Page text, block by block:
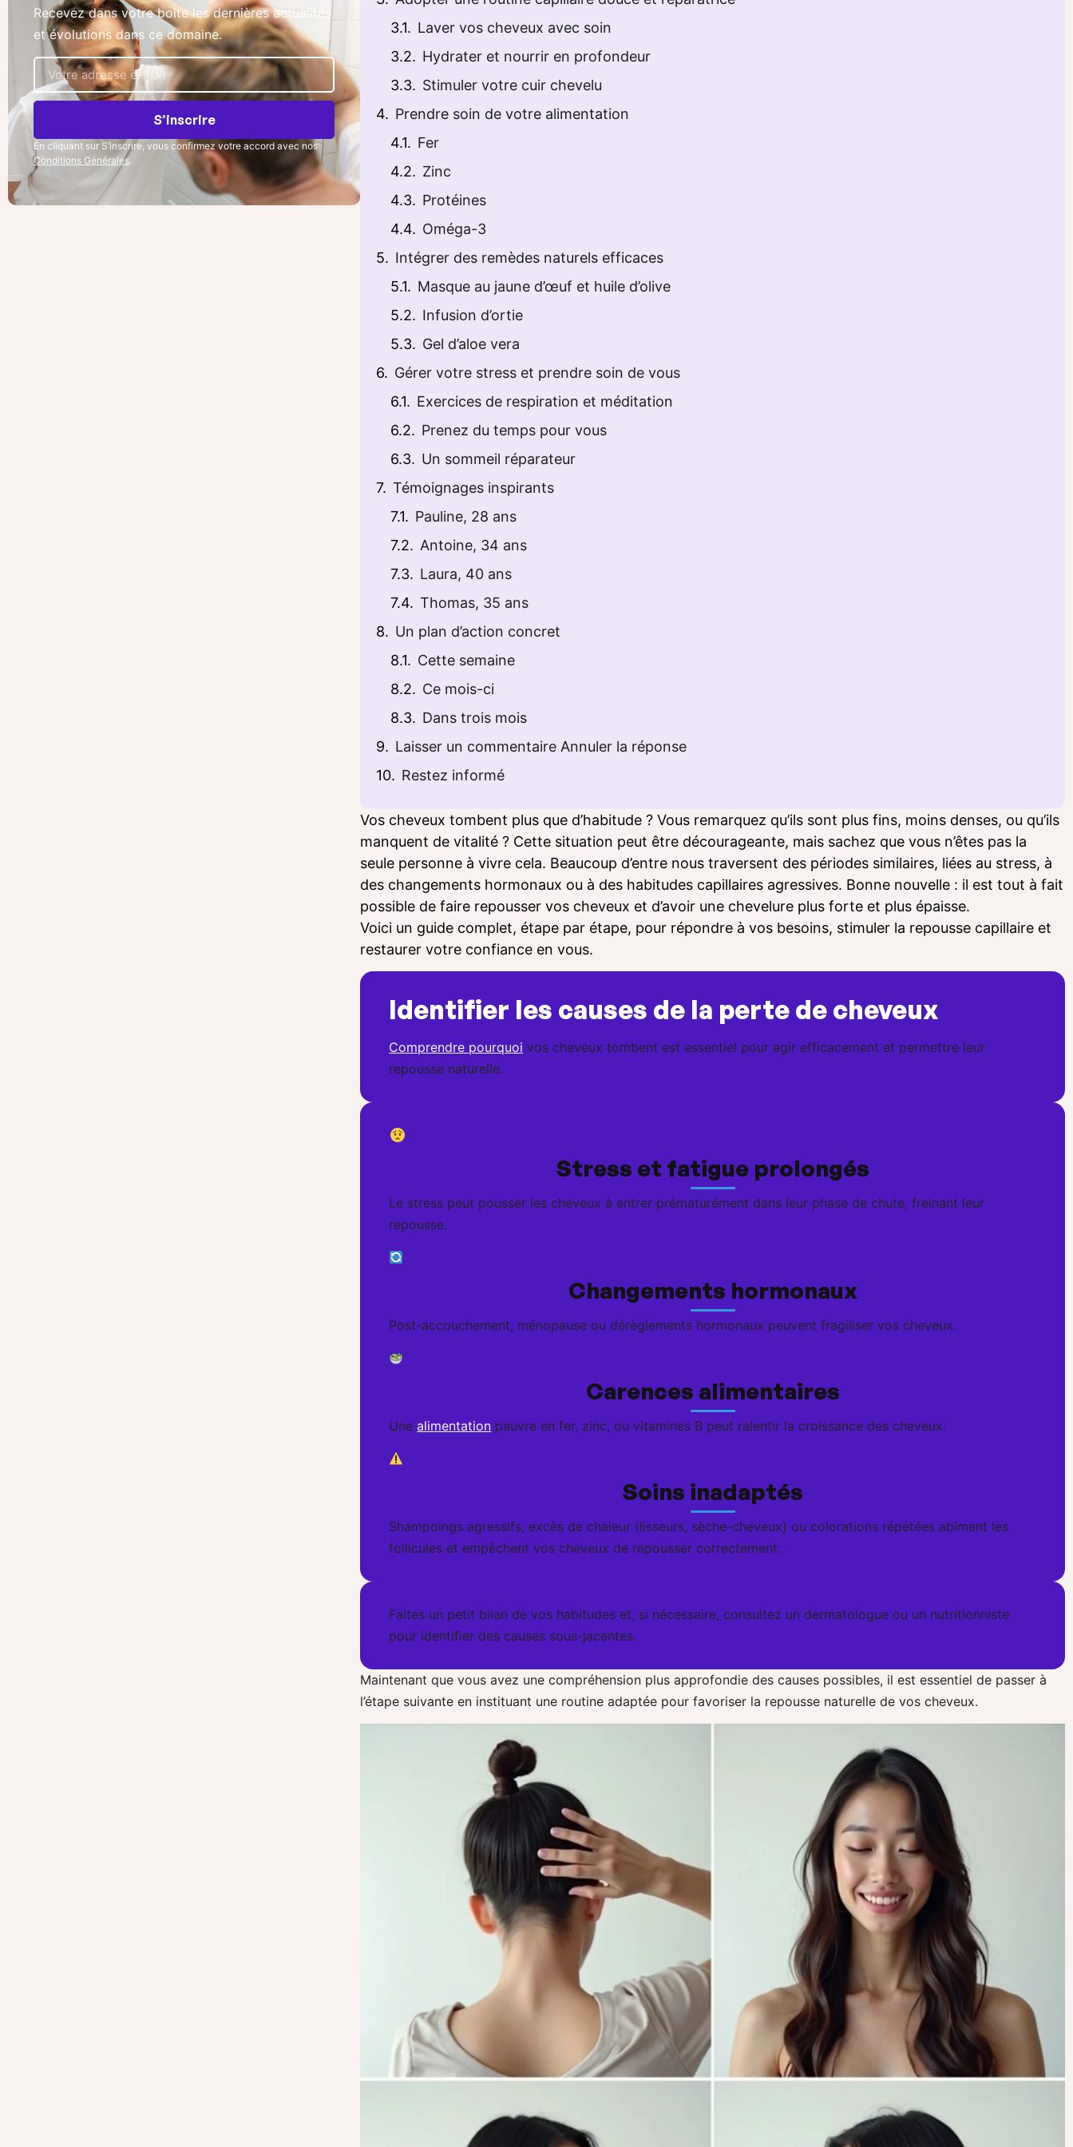
Recevez dans votre boîte les dernières actualités
et évolutions dans ce domaine.
S’inscrire
En cliquant sur S’inscrire, vous confirmez votre accord avec nos
Conditions Générales.
Laver vos cheveux avec soin
Hydrater et nourrir en profondeur
Stimuler votre cuir chevelu
Prendre soin de votre alimentation
Fer
Zinc
Protéines
Oméga-3
Intégrer des remèdes naturels efficaces
Masque au jaune d’œuf et huile d’olive
Infusion d’ortie
Gel d’aloe vera
Gérer votre stress et prendre soin de vous
Exercices de respiration et méditation
Prenez du temps pour vous
Un sommeil réparateur
Témoignages inspirants
Pauline, 28 ans
Antoine, 34 ans
Laura, 40 ans
Thomas, 35 ans
Un plan d’action concret
Cette semaine
Ce mois-ci
Dans trois mois
Laisser un commentaire Annuler la réponse
Restez informé
Vos cheveux tombent plus que d’habitude ? Vous remarquez qu’ils sont plus fins, moins denses, ou qu’ils
manquent de vitalité ? Cette situation peut être décourageante, mais sachez que vous n’êtes pas la
seule personne à vivre cela. Beaucoup d’entre nous traversent des périodes similaires, liées au stress, à
des changements hormonaux ou à des habitudes capillaires agressives. Bonne nouvelle : il est tout à fait
possible de faire repousser vos cheveux et d’avoir une chevelure plus forte et plus épaisse.
Voici un guide complet, étape par étape, pour répondre à vos besoins, stimuler la repousse capillaire et
restaurer votre confiance en vous.
Identifier les causes de la perte de cheveux
Comprendre pourquoi vos cheveux tombent est essentiel pour agir efficacement et permettre leur
repousse naturelle.
Stress et fatigue prolongés
Le stress peut pousser les cheveux à entrer prématurément dans leur phase de chute, freinant leur
repousse.
Changements hormonaux
Post-accouchement, ménopause ou dérèglements hormonaux peuvent fragiliser vos cheveux.
Carences alimentaires
Unealimentation pauvre en fer, zinc, ou vitamines B peut ralentir la croissance des cheveux.
Soins inadaptés
Shampoings agressifs, excès de chaleur (lisseurs, sèche-cheveux) ou colorations répétées abîment les
follicules et empêchent vos cheveux de repousser correctement.
Faites un petit bilan de vos habitudes et, si nécessaire, consultez un dermatologue ou un nutritionniste
pour identifier des causes sous-jacentes.
Maintenant que vous avez une compréhension plus approfondie des causes possibles, il est essentiel de passer à
l’étape suivante en instituant une routine adaptée pour favoriser la repousse naturelle de vos cheveux.